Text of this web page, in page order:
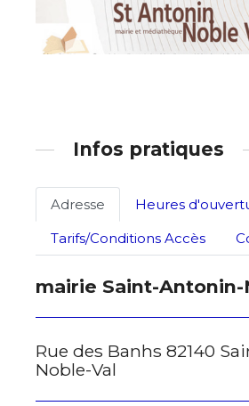
J'accepte les
* Champ obligatoire
Nom
Prénom
Infos pratiques
Adresse
Heures
Tarifs/Conditions Accès
mairie Saint-Antonin-
Rue des Banhs 82140
Noble-Val